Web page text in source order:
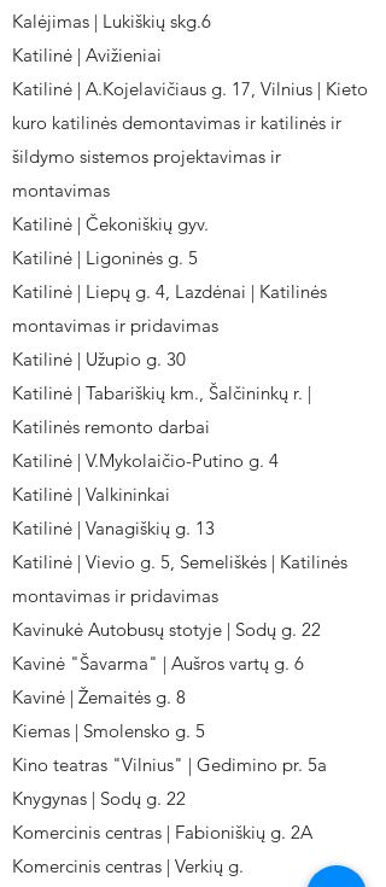
Kalėjimas | Lukiškių skg.6
Katilinė | Avižieniai
Katilinė | A.Kojelavičiaus g. 17, Vilnius | Kieto
kuro katilinės demontavimas ir katilinės ir
šildymo sistemos projektavimas ir
montavimas
Katilinė | Čekoniškių gyv.
Katilinė | Ligoninės g. 5
Katilinė | Liepų g. 4, Lazdėnai | Katilinės
montavimas ir pridavimas
Katilinė | Užupio g. 30
Katilinė | Tabariškių km., Šalčininkų r. |
Katilinės remonto darbai
Katilinė | V.Mykolaičio-Putino g. 4
Katilinė | Valkininkai
Katilinė | Vanagiškių g. 13
Katilinė | Vievio g. 5, Semeliškės | Katilinės
montavimas ir pridavimas
Kavinukė Autobusų stotyje | Sodų g. 22
Kavinė "Šavarma" | Aušros vartų g. 6
Kavinė | Žemaitės g. 8
Kiemas | Smolensko g. 5
Kino teatras "Vilnius" | Gedimino pr. 5a
Knygynas | Sodų g. 22
Komercinis centras | Fabioniškių g. 2A
Komercinis centras | Verkių g.